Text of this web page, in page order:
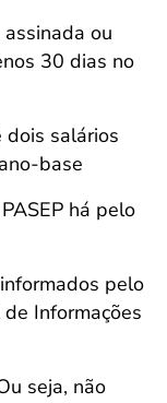
ou
30 dias no
dois salários
base
há pelo
pelo
Informações
seja, não